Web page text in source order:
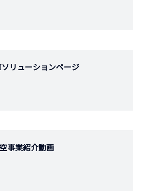
リューションページ
事業紹介動画